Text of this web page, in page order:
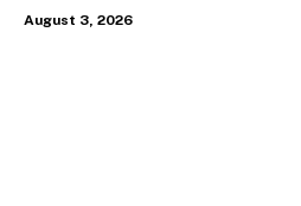
August 3, 2026